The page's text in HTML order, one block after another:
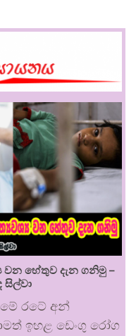
වන හේතුව දැන ගනිමු –
රටේ අන්
ඉහළ ඩෙංගු රෝග